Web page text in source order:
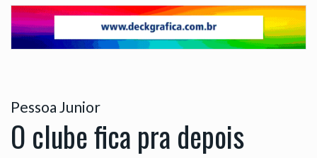
Pessoa Junior
O clube fica pra depois